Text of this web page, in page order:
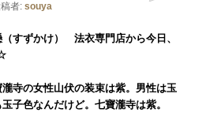
者:souya
すずかけ） 法衣専門店から今日、
寺の女性山伏の装束は紫。男性は玉
子色なんだけど。七寶瀧寺は紫。